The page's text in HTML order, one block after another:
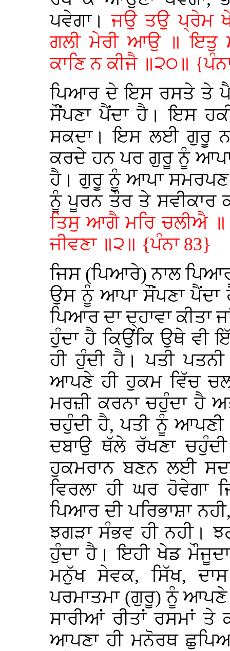
ਪਵੇਗਾ।ਜਉ ਤਉ ਪ੍ਰੇਮ
ਗਲੀ ਮੇਰੀ ਆਉ ॥ ਇਤੁ
ਕਾਣਿ ਨ ਕੀਜੈ ॥੨੦॥
ਪਿਆਰ ਦੇ ਇਸ ਰਸਤੇ ਤੇ
ਸੌਂਪਣਾ ਪੈਂਦਾ ਹੈ। ਇਸ
ਸਕਦਾ। ਇਸ ਲਈ ਗੁਰੂ
ਕਰਦੇ ਹਨ ਪਰ ਗੁਰੂ ਨੂੰ
ਹੈ। ਗੁਰੂ ਨੂੰ ਆਪਾ
ਨੂੰ ਪੂਰਨ ਤੌਰ ਤੇ ਸਵੀਕਾਰ
ਤਿਸੁ ਆਗੈ ਮਰਿ ਚਲੀਐ ॥
ਜੀਵਣਾ ॥੨॥ {ਪੰਨਾ 83}
ਜਿਸ (ਪਿਆਰੇ) ਨਾਲ
ਉਸ ਨੂੰ ਆਪਾ ਸੌਂਪਣਾ ਪੈਂਦਾ
ਪਿਆਰ ਦਾ ਦ੍ਹਾਵਾ ਕੀਤਾ
ਹੁੰਦਾ ਹੈ ਕਿਉਂਕਿ ਉਥੇ ਵੀ
ਹੀ ਹੁੰਦੀ ਹੈ। ਪਤੀ
ਆਪਣੇ ਹੀ ਹੁਕਮ ਵਿੱਚ
ਮਰਜ਼ੀ ਕਰਨਾ ਚਹੁੰਦਾ ਹੈ
ਚਹੁੰਦੀ ਹੈ, ਪਤੀ ਨੂੰ
ਦਬਾਉ ਥੱਲੇ ਰੱਖਣਾ
ਹੁਕਮਰਾਨ ਬਣਨ ਲਈ
ਵਿਰਲਾ ਹੀ ਘਰ ਹੋਵੇਗਾ
ਪਿਆਰ ਦੀ ਪਰਿਭਾਸ਼ਾ
ਝਗੜਾ ਸੰਭਵ ਹੀ ਨਹੀ।
ਹੁੰਦਾ ਹੈ। ਇਹੀ ਖੇਡ
ਮਨੁੱਖ ਸੇਵਕ, ਸਿੱਖ,
ਪਰਮਾਤਮਾ (ਗੁਰੂ) ਨੂੰ
ਸਾਰੀਆਂ ਰੀਤਾਂ ਰਸਮਾਂ ਤੇ
ਆਪਣਾ ਹੀ ਮਨੋਰਥ